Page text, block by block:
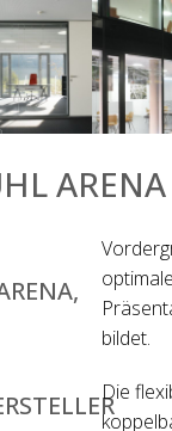
ARENA
bildet.
Die